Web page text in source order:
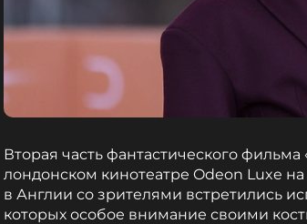
Вторая часть фантастического
лондонском кинотеатре Odeon Luxe
в Англии со зрителями встретились
которых особое внимание своими